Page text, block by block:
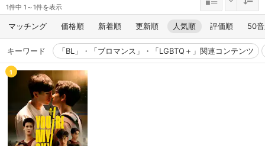
1件中 1～1件を表示
マッチング 価格順 新着順 更新順 人気順 評価順 50
キーワード 「BL」・「ブロマンス」・「LGBTQ＋」関連コンテンツ
1